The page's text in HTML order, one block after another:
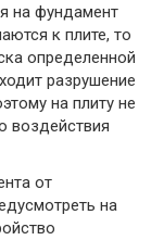
на фундамент
к плите, то
определенной
разрушение
на плиту не
воздействия
от
на